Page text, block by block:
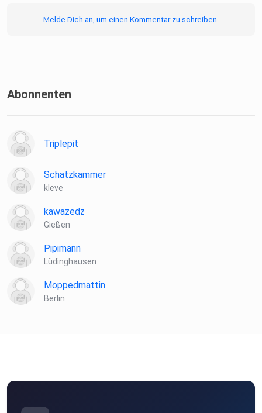
Melde Dich an, um einen Kommentar zu schreiben.
Abonnenten
Triplepit
Schatzkammer
kleve
kawazedz
Gießen
Pipimann
Lüdinghausen
Moppedmattin
Berlin